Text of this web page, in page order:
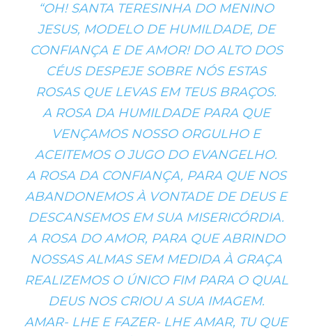
“OH! SANTA TERESINHA DO MENINO
JESUS, MODELO DE HUMILDADE, DE
CONFIANÇA E DE AMOR! DO ALTO DOS
CÉUS DESPEJE SOBRE NÓS ESTAS
ROSAS QUE LEVAS EM TEUS BRAÇOS.
A ROSA DA HUMILDADE PARA QUE
VENÇAMOS NOSSO ORGULHO E
ACEITEMOS O JUGO DO EVANGELHO.
A ROSA DA CONFIANÇA, PARA QUE NOS
ABANDONEMOS À VONTADE DE DEUS E
DESCANSEMOS EM SUA MISERICÓRDIA.
A ROSA DO AMOR, PARA QUE ABRINDO
NOSSAS ALMAS SEM MEDIDA À GRAÇA
REALIZEMOS O ÚNICO FIM PARA O QUAL
DEUS NOS CRIOU A SUA IMAGEM.
AMAR- LHE E FAZER- LHE AMAR, TU QUE